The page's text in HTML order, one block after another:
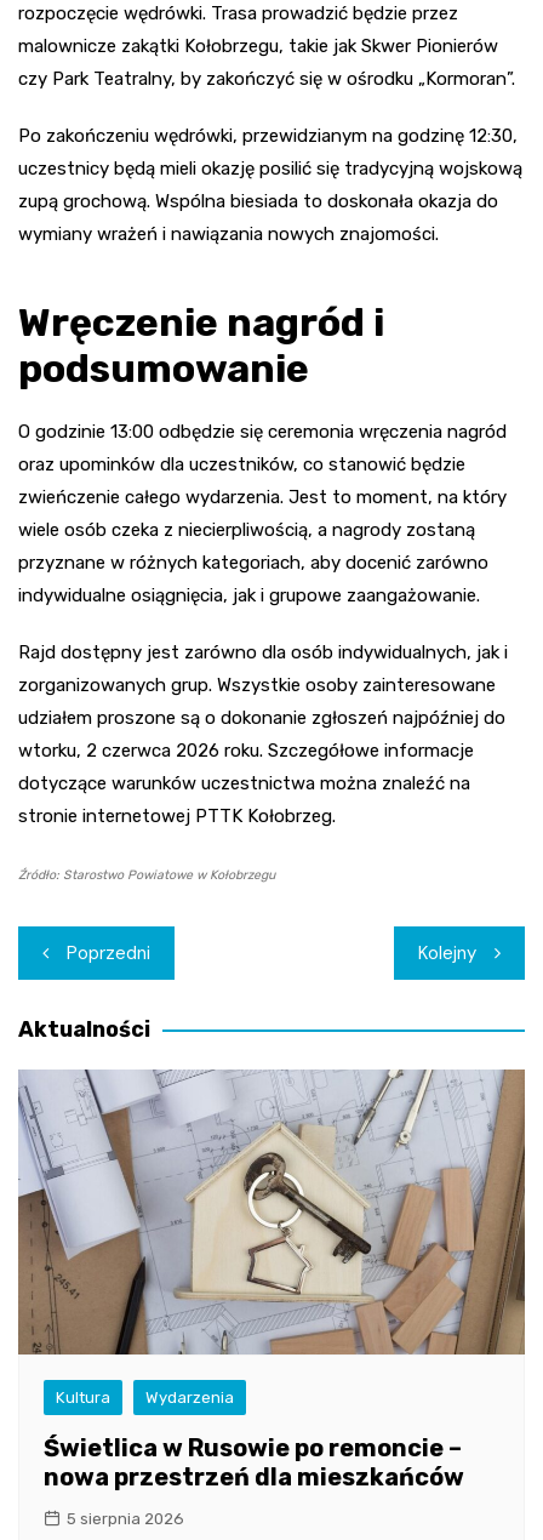
rozpoczęcie wędrówki. Trasa prowadzić będzie przez
malownicze zakątki Kołobrzegu, takie jak Skwer Pionierów
czy Park Teatralny, by zakończyć się w ośrodku „Kormoran”.
Po zakończeniu wędrówki, przewidzianym na godzinę 12:30,
uczestnicy będą mieli okazję posilić się tradycyjną wojskową
zupą grochową. Wspólna biesiada to doskonała okazja do
wymiany wrażeń i nawiązania nowych znajomości.
Wręczenie nagród i
podsumowanie
O godzinie 13:00 odbędzie się ceremonia wręczenia nagród
oraz upominków dla uczestników, co stanowić będzie
zwieńczenie całego wydarzenia. Jest to moment, na który
wiele osób czeka z niecierpliwością, a nagrody zostaną
przyznane w różnych kategoriach, aby docenić zarówno
indywidualne osiągnięcia, jak i grupowe zaangażowanie.
Rajd dostępny jest zarówno dla osób indywidualnych, jak i
zorganizowanych grup. Wszystkie osoby zainteresowane
udziałem proszone są o dokonanie zgłoszeń najpóźniej do
wtorku, 2 czerwca 2026 roku. Szczegółowe informacje
dotyczące warunków uczestnictwa można znaleźć na
stronie internetowej PTTK Kołobrzeg.
Źródło: Starostwo Powiatowe w Kołobrzegu
Nawigacja
wpisu
Poprzedni Kolejny
Aktualności
Kultura Wydarzenia
Świetlica w Rusowie po remoncie –
nowa przestrzeń dla mieszkańców
5 sierpnia 2026